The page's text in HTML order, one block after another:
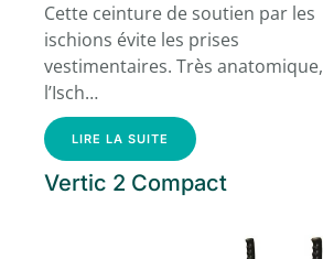
Cette ceinture de soutien par les
ischions évite les prises
vestimentaires. Très anatomique,
l’Isch…
LIRE LA SUITE
Vertic 2 Compact